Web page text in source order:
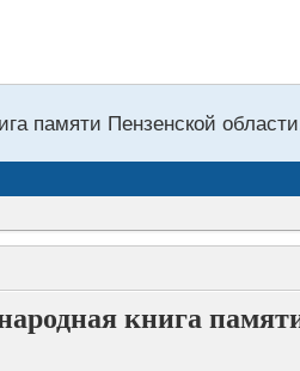
памяти Пензенской
книга